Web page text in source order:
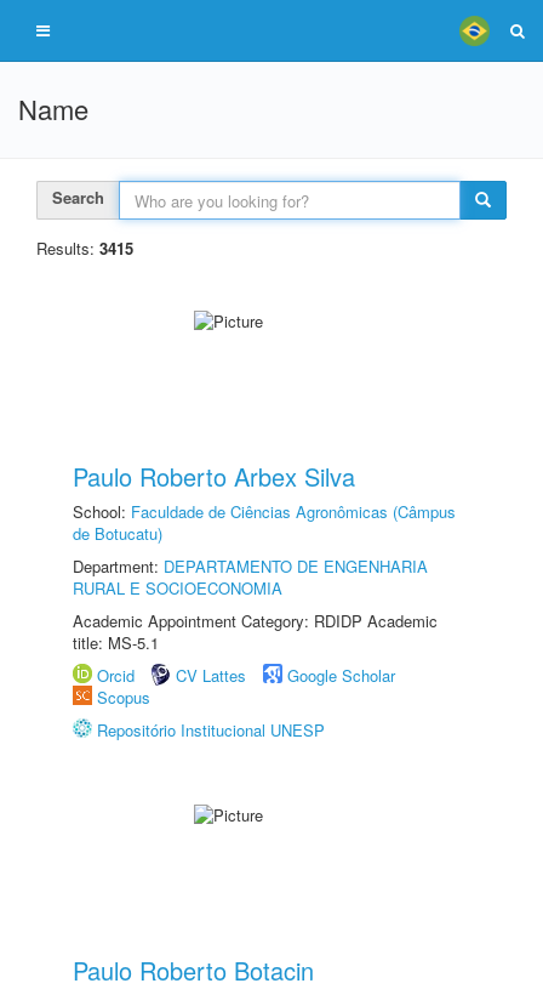
Name
Search
Results: 3415
Paulo Roberto Arbex Silva
School: Faculdade de Ciências Agronômicas (Câmpus
de Botucatu)
Department: DEPARTAMENTO DE ENGENHARIA
RURAL E SOCIOECONOMIA
Academic Appointment Category: RDIDP Academic
title: MS-5.1
Orcid
CV Lattes
Google Scholar
Scopus
Repositório Institucional UNESP
Paulo Roberto Botacin